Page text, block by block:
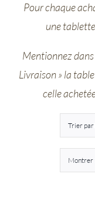
Pour chaque
une tablette
Mentionnez dans
Livraison » la
celle
Trier par
Montrer